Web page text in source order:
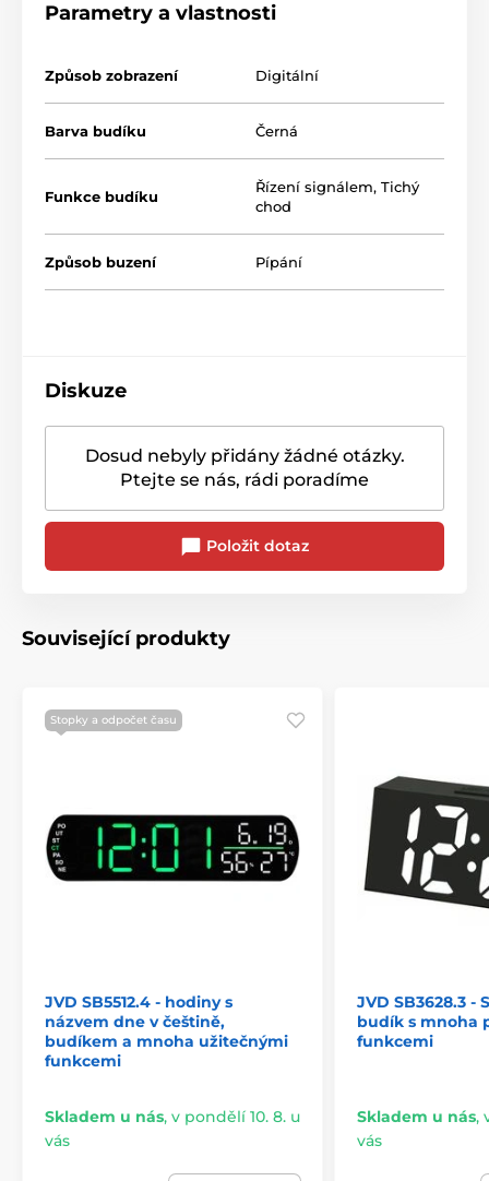
Parametry a vlastnosti
Způsob zobrazení Digitální
Barva budíku Černá
Funkce budíku
Řízení signálem, Tichý
chod
Způsob buzení Pípání
Diskuze
Dosud nebyly přidány žádné otázky.
Ptejte se nás, rádi poradíme
Položit dotaz
Související produkty
Stopky a odpočet času
JVD SB5512.4 - hodiny s
názvem dne v češtině,
budíkem a mnoha užitečnými
funkcemi
Skladem u nás, v pondělí 10. 8. u
vás
JVD SB3628.3 -
budík s mnoha
funkcemi
Skladem u nás,
vás